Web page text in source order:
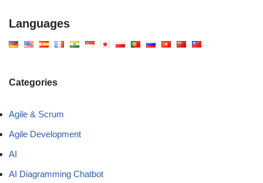
Languages
Categories
Agile & Scrum
Agile Development
AI
AI Diagramming Chatbot